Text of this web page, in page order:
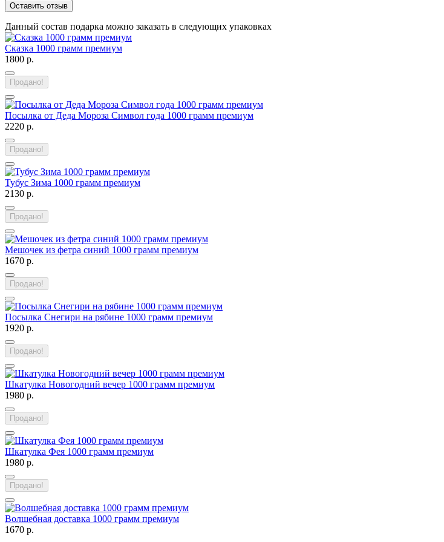
Оставить отзыв
Данный состав подарка можно заказать в следующих упаковках
Сказка 1000 грамм премиум
1800 р.
Продано!
Посылка от Деда Мороза Символ года 1000 грамм премиум
2220 р.
Продано!
Тубус Зима 1000 грамм премиум
2130 р.
Продано!
Мешочек из фетра синий 1000 грамм премиум
1670 р.
Продано!
Посылка Снегири на рябине 1000 грамм премиум
1920 р.
Продано!
Шкатулка Новогодний вечер 1000 грамм премиум
1980 р.
Продано!
Шкатулка Фея 1000 грамм премиум
1980 р.
Продано!
Волшебная доставка 1000 грамм премиум
1670 р.